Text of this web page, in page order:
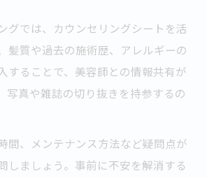
グでは、カウンセリングシートを活
髪質や過去の施術歴、アレルギーの
することで、美容師との情報共有が
写真や雑誌の切り抜きを持参するの
間、メンテナンス方法など疑問点が
しましょう。事前に不安を解消する